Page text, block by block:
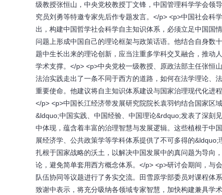
级教授张恒山，中央党校教授丁文锋，中国管理科学学会领
究员刘勇等特邀专家先后作专题发言。</p> <p>中国社会科
出，构建中国哲学社会科学自主知识体系，必须立足中国国
问题上形成中国自己的理论框架与政策话语。他结合自身数
题中生长出来的理论创新，应当注重多学科交叉融合，推动
学术支撑。</p> <p>中央党校一级教授、原政法部主任张恒
法治实践走出了一条不同于西方的道路，如何在法学理论、
重要使命。他建议将自主知识体系建设与国家治理现代化进
</p> <p>中国长江经济带发展研究院院长袁羽钧结合国家区
&ldquo;中国实践、中国经验、中国理论&rdquo;发表了深刻
中体现，蕴含着丰富的治理智慧与发展逻辑。这些植根于中
展经济学、公共政策学等学科体系提供了不可多得的
扎根于国家战略的沃土，以解决中国发展中的真问题为导向
论，避免简单套用西方概念体系。</p> <p>研讨会期间，与
队伍协同等议题进行了务实交流。田雪原学部委员对课程体
致谢中表示，将充分吸纳各领域专家智慧，加快构建兼具学